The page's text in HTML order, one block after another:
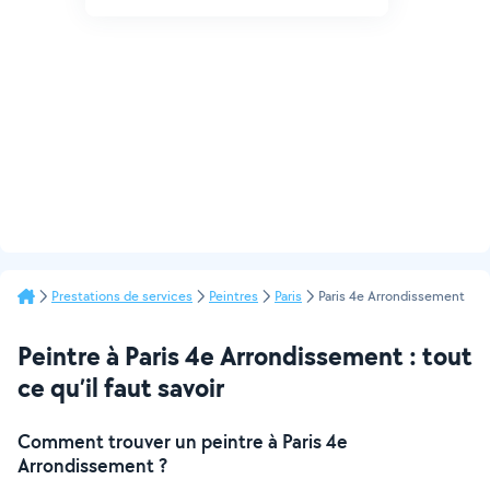
Prestations de services Peintres Paris Paris 4e Arrondissement
Peintre à Paris 4e Arrondissement : tout
ce qu’il faut savoir
Comment trouver un peintre à Paris 4e
Arrondissement ?